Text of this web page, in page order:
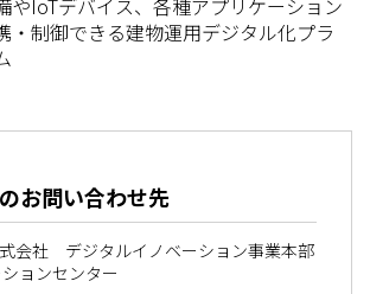
やIoTデバイス、各種アプリケーション
・制御できる建物運用デジタル化プラ
お問い合わせ先
会社 デジタルイノベーション事業本部
ョンセンター